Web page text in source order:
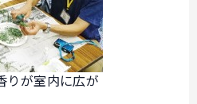
りが室内に広が